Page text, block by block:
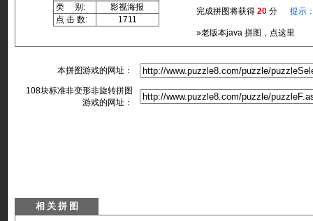
类 别:
影视海报
点 击 数:
1711
完成拼图将获得 20 分 提示
»老版本java 拼图，点这里
本拼图游戏的网址：
108块标准非变形非旋转拼图
游戏的网址：